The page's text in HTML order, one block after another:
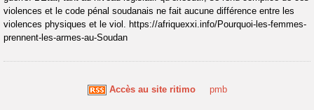
violences et le code pénal soudanais ne fait aucune différence entre les
violences physiques et le viol. https://afriquexxi.info/Pourquoi-les-femmes-
prennent-les-armes-au-Soudan
Accès au site ritimo pmb